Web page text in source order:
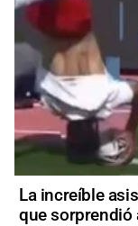
La increíble
que